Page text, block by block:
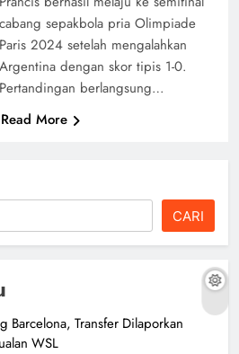
cabang sepakbola pria Olimpiade
Paris 2024 setelah mengalahkan
Argentina dengan skor tipis 1-0.
Pertandingan berlangsung…
Read More
CARI
Barcelona, Transfer Dilaporkan
WSL